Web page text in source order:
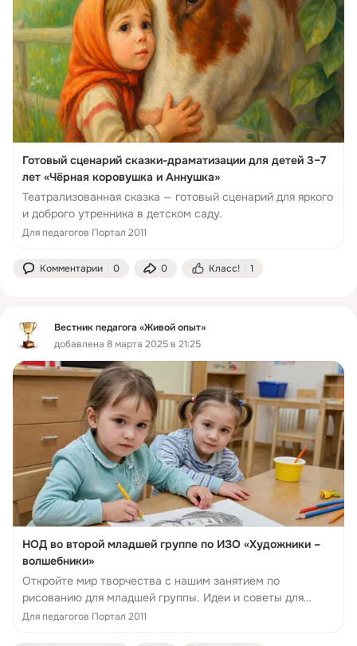
Готовый сценарий сказки-драматизации для детей 3–7
лет «Чёрная коровушка и Аннушка»
Театрализованная сказка — готовый сценарий для яркого
и доброго утренника в детском саду.
Для педагогов Портал 2011
Комментарии 0 0 Класс! 1
Вестник педагога «Живой опыт»
добавлена 8 марта 2025 в 21:25
НОД во второй младшей группе по ИЗО «Художники –
волшебники»
Откройте мир творчества с нашим занятием по
рисованию для младшей группы. Идеи и советы для
воспитателей детских садов.
Для педагогов Портал 2011